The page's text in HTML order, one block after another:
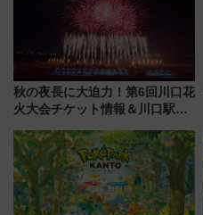
秋の夜長に大迫力！第6回川口花
火大会チケット情報＆川口駅か